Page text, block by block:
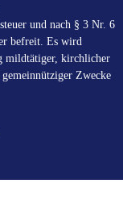
und nach § 3 Nr. 6
befreit. Es wird
mildtätiger, kirchlicher
Zwecke